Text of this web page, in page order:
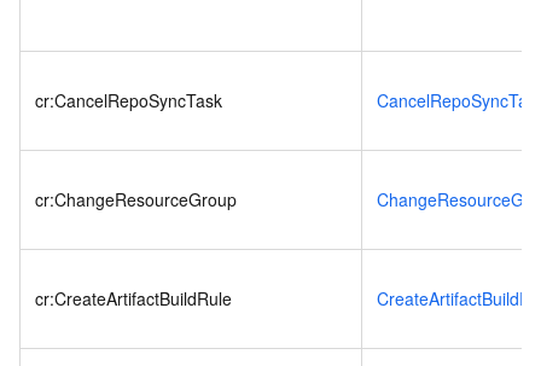
cr:CancelRepoSyncTask
cr:ChangeResourceGroup
cr:CreateArtifactBuildRule